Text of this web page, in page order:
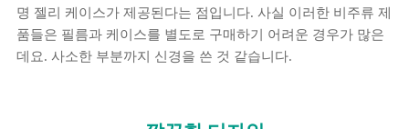
명 젤리 케이스가 제공된다는 점입니다. 사실 이러한 비주류 제
품들은 필름과 케이스를 별도로 구매하기 어려운 경우가 많은
데요. 사소한 부분까지 신경을 쓴 것 같습니다.